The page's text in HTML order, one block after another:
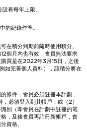
有每年上限。
的紀錄作準。
在積分到期前隨時使用積分。
個月內也有效，會員無法要求
買是在2022年3月15日，之後
如完善個人資料），該積分將在
條件，會員必須註冊本計劃，
必須登入到其帳戶；或（2）
別（即會員在計劃中註冊的電
，及後會員再註冊新帳戶，會
資格。